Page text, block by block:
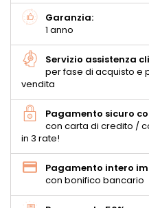
Garanzia:
1 anno
Servizio assistenza
per fase di acquisto e
vendita
Pagamento sicuro
con carta di credito /
in 3 rate!
Pagamento intero
con bonifico bancario